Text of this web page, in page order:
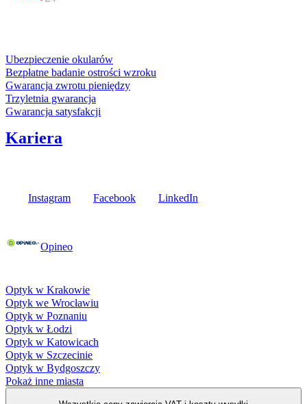
Ubezpieczenie okularów
Bezpłatne badanie ostrości wzroku
Gwarancja zwrotu pieniędzy
Trzyletnia gwarancja
Gwarancja satysfakcji
Kariera
Instagram Facebook LinkedIn
Opineo
Optyk w Krakowie
Optyk we Wrocławiu
Optyk w Poznaniu
Optyk w Łodzi
Optyk w Katowicach
Optyk w Szczecinie
Optyk w Bydgoszczy
Pokaż inne miasta